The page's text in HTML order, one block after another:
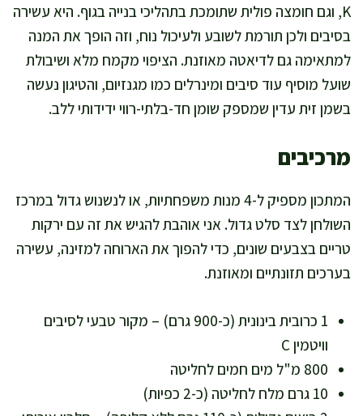
K, וגם חומצה פולית שתומכת בתהליכי בנייה בגוף. היא עשירה
בסיבים ולכן תורמת לשובע ולעיכול נוח, וזה הופך את המנה
למתאימה גם לדיאטה מאוזנת. הציפוי מקמח מלא ושיבולת
שועל מוסיף עוד סיבים ומינרלים כמו מגנזיום, והטיגון נעשה
בשמן זית עדין שמספק שומן חד-בלתי-רווי ידידותי ללב.
מרכיבים
המתכון מספיק ל-4 מנות משפחתיות, או לנשנוש גדול במרכז
השולחן לצד סלט גדול. אני אוהבת להגיש את זה עם ירקות
טריים בצבעים שונים, כדי להפוך את הארוחה למזינה, עשירה
בערכים תזונתיים ומאוזנת.
1 כרובית בינונית (כ-900 גרם) – מקור טבעי לסיבים
וויטמין C
800 מ"ל מים חמים לחליטה
10 גרם מלח לחליטה (כ-2 כפיות)